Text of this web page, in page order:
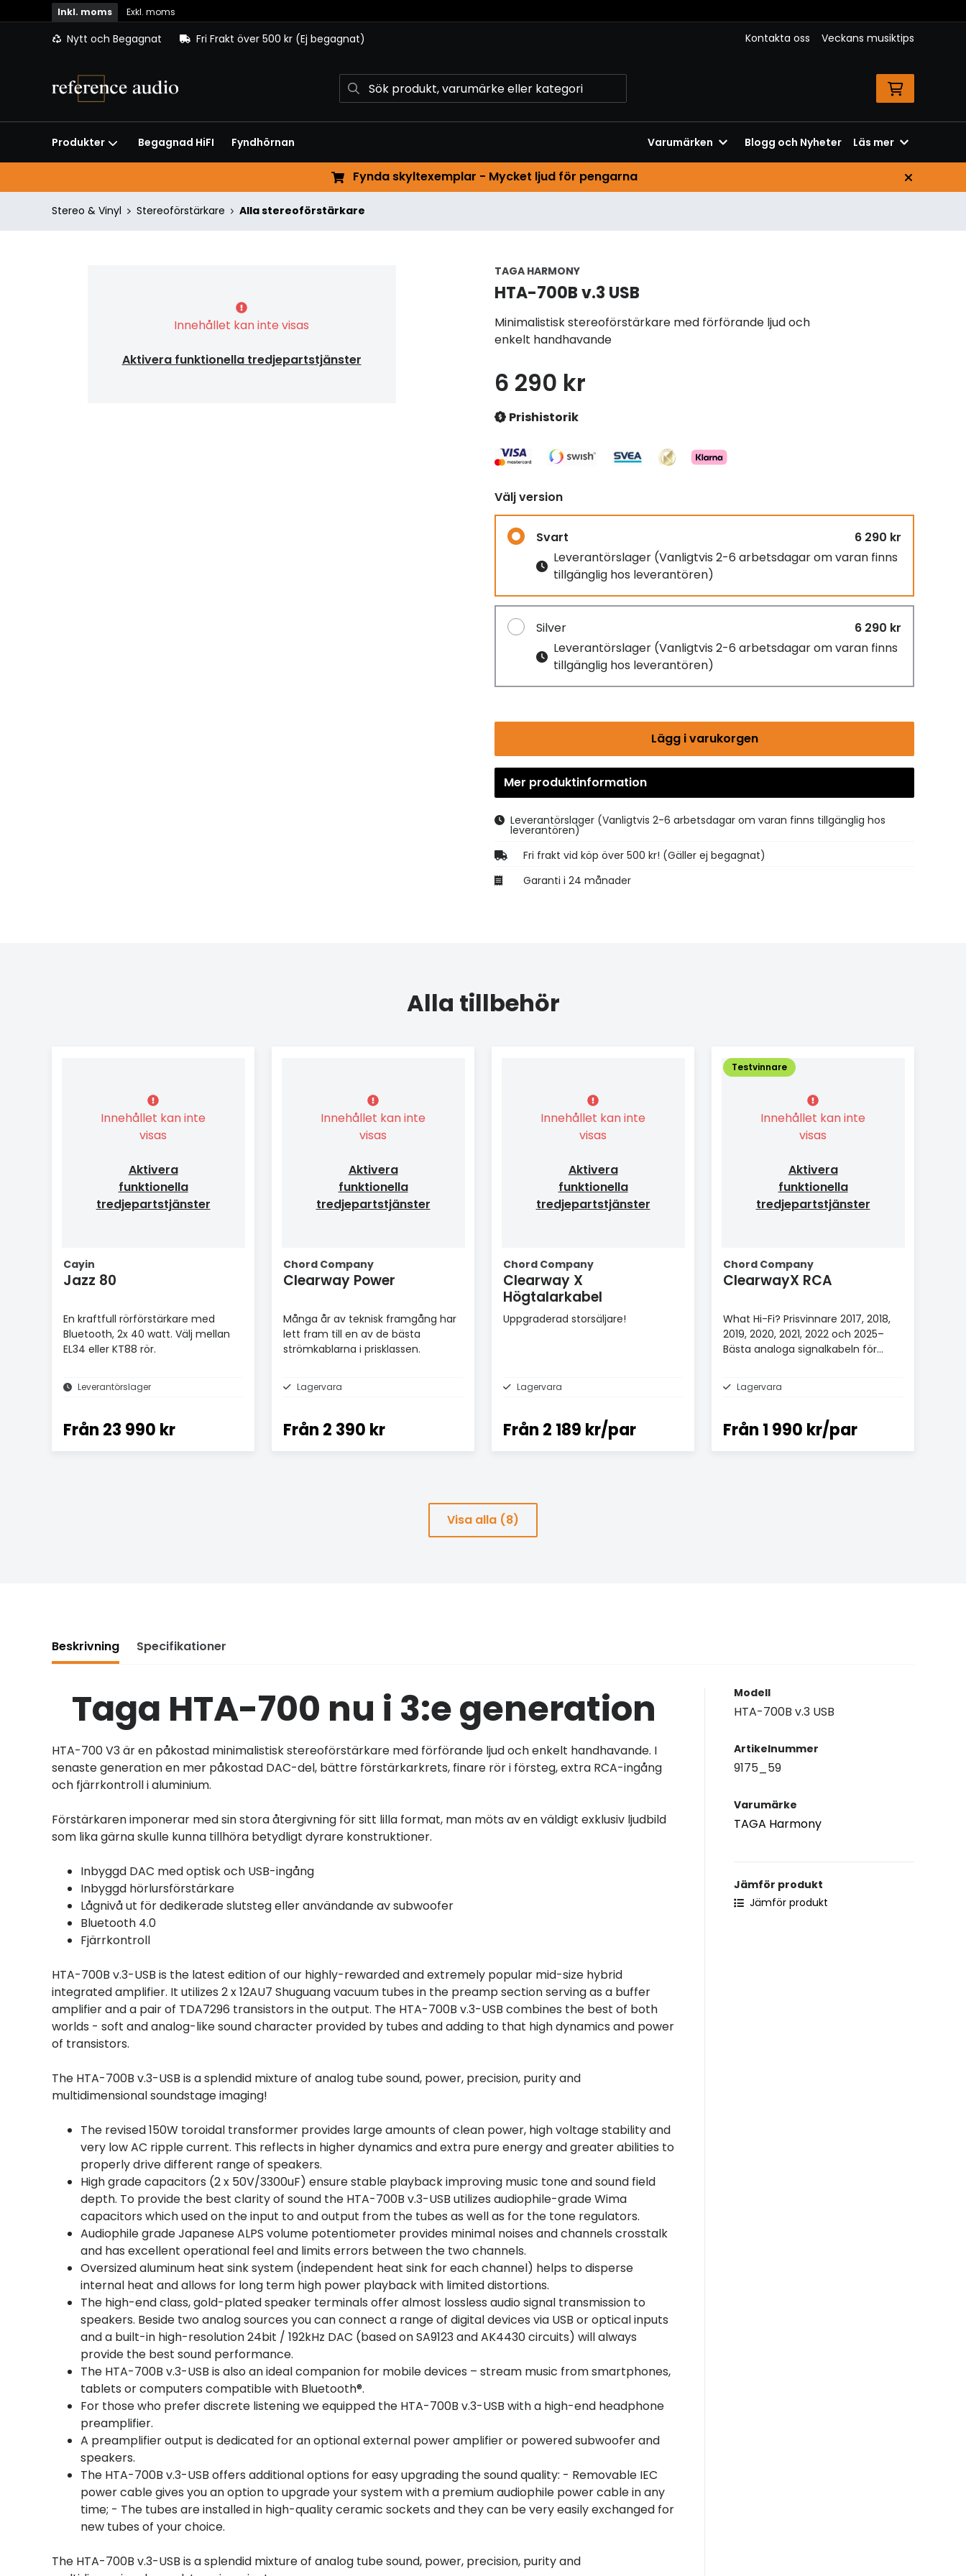
Inkl. moms Exkl. moms
Nytt och Begagnat Fri Frakt över 500 kr (Ej begagnat) Kontakta oss Veckans musiktips
Produkter Begagnad HiFI Fyndhörnan Varumärken Blogg och Nyheter Läs mer
Fynda skyltexemplar - Mycket ljud för pengarna
Stereo & Vinyl Stereoförstärkare Alla stereoförstärkare
Innehållet kan inte visas
Aktivera funktionella tredjepartstjänster
TAGA HARMONY
HTA-700B v.3 USB
Minimalistisk stereoförstärkare med förförande ljud och
enkelt handhavande
6 290 kr
Prishistorik
Välj version
Svart
6 290 kr
Leverantörslager (Vanligtvis 2-6 arbetsdagar om varan finns
tillgänglig hos leverantören)
Silver
6 290 kr
Leverantörslager (Vanligtvis 2-6 arbetsdagar om varan finns
tillgänglig hos leverantören)
Lägg i varukorgen
Mer produktinformation
Leverantörslager (Vanligtvis 2-6 arbetsdagar om varan finns tillgänglig hos
leverantören)
Fri frakt vid köp över 500 kr! (Gäller ej begagnat)
Garanti i 24 månader
Alla tillbehör
Innehållet kan inte
visas
Aktivera
funktionella
tredjepartstjänster
Cayin
Jazz 80
En kraftfull rörförstärkare med
Bluetooth, 2x 40 watt. Välj mellan
EL34 eller KT88 rör.
Leverantörslager
Från 23 990 kr
Innehållet kan inte
visas
Aktivera
funktionella
tredjepartstjänster
Chord Company
Clearway Power
Många år av teknisk framgång har
lett fram till en av de bästa
strömkablarna i prisklassen.
Lagervara
Från 2 390 kr
Innehållet kan inte
visas
Aktivera
funktionella
tredjepartstjänster
Chord Company
Clearway X
Högtalarkabel
Uppgraderad storsäljare!
Lagervara
Från 2 189 kr/par
Testvinnare
Innehållet kan inte
visas
Aktivera
funktionella
tredjepartstjänster
Chord Company
ClearwayX RCA
What Hi-Fi? Prisvinnare 2017, 2018,
2019, 2020, 2021, 2022 och 2025–
Bästa analoga signalkabeln för
Lagervara
Från 1 990 kr/par
Visa alla (8)
Beskrivning Specifikationer
Taga HTA-700 nu i 3:e generation
HTA-700 V3 är en påkostad minimalistisk stereoförstärkare med förförande ljud och enkelt handhavande. I
senaste generation en mer påkostad DAC-del, bättre förstärkarkrets, finare rör i försteg, extra RCA-ingång
och fjärrkontroll i aluminium.
Förstärkaren imponerar med sin stora återgivning för sitt lilla format, man möts av en väldigt exklusiv ljudbild
som lika gärna skulle kunna tillhöra betydligt dyrare konstruktioner.
Inbyggd DAC med optisk och USB-ingång
Inbyggd hörlursförstärkare
Lågnivå ut för dedikerade slutsteg eller användande av subwoofer
Bluetooth 4.0
Fjärrkontroll
HTA-700B v.3-USB is the latest edition of our highly-rewarded and extremely popular mid-size hybrid
integrated amplifier. It utilizes 2 x 12AU7 Shuguang vacuum tubes in the preamp section serving as a buffer
amplifier and a pair of TDA7296 transistors in the output. The HTA-700B v.3-USB combines the best of both
worlds - soft and analog-like sound character provided by tubes and adding to that high dynamics and power
of transistors.
The HTA-700B v.3-USB is a splendid mixture of analog tube sound, power, precision, purity and
multidimensional soundstage imaging!
The revised 150W toroidal transformer provides large amounts of clean power, high voltage stability and
very low AC ripple current. This reflects in higher dynamics and extra pure energy and greater abilities to
properly drive different range of speakers.
High grade capacitors (2 x 50V/3300uF) ensure stable playback improving music tone and sound field
depth. To provide the best clarity of sound the HTA-700B v.3-USB utilizes audiophile-grade Wima
capacitors which used on the input to and output from the tubes as well as for the tone regulators.
Audiophile grade Japanese ALPS volume potentiometer provides minimal noises and channels crosstalk
and has excellent operational feel and limits errors between the two channels.
Oversized aluminum heat sink system (independent heat sink for each channel) helps to disperse
internal heat and allows for long term high power playback with limited distortions.
The high-end class, gold-plated speaker terminals offer almost lossless audio signal transmission to
speakers. Beside two analog sources you can connect a range of digital devices via USB or optical inputs
and a built-in high-resolution 24bit / 192kHz DAC (based on SA9123 and AK4430 circuits) will always
provide the best sound performance.
The HTA-700B v.3-USB is also an ideal companion for mobile devices – stream music from smartphones,
tablets or computers compatible with Bluetooth®.
For those who prefer discrete listening we equipped the HTA-700B v.3-USB with a high-end headphone
preamplifier.
A preamplifier output is dedicated for an optional external power amplifier or powered subwoofer and
speakers.
The HTA-700B v.3-USB offers additional options for easy upgrading the sound quality: - Removable IEC
power cable gives you an option to upgrade your system with a premium audiophile power cable in any
time; - The tubes are installed in high-quality ceramic sockets and they can be very easily exchanged for
new tubes of your choice.
The HTA-700B v.3-USB is a splendid mixture of analog tube sound, power, precision, purity and
Modell
HTA-700B v.3 USB
Artikelnummer
9175_59
Varumärke
TAGA Harmony
Jämför produkt
Jämför produkt